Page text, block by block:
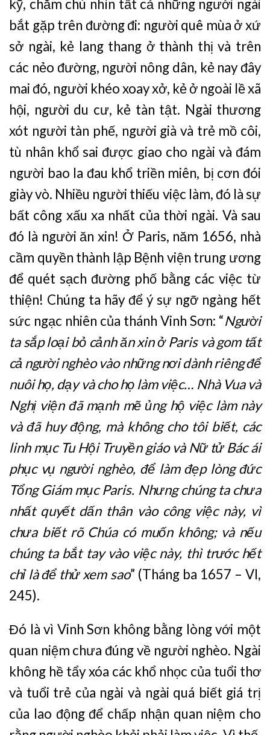
kỹ, chăm chú nhìn tất cả những người ngài
bắt gặp trên đường đi: người quê mùa ở xứ
sở ngài, kẻ lang thang ở thành thị và trên
các nẻo đường, người nông dân, kẻ nay đây
mai đó, người khéo xoay xở, kẻ ở ngoài lề xã
hội, người du cư, kẻ tàn tật. Ngài thương
xót người tàn phế, người già và trẻ mồ côi,
tù nhân khổ sai được giao cho ngài và đám
người bao la đau khổ triền miên, bị cơn đói
giày vò. Nhiều người thiếu việc làm, đó là sự
bất công xấu xa nhất của thời ngài. Và sau
đó là người ăn xin! Ở Paris, năm 1656, nhà
cầm quyền thành lập Bệnh viện trung ương
để quét sạch đường phố bằng các việc từ
thiện! Chúng ta hãy để ý sự ngỡ ngàng hết
sức ngạc nhiên của thánh Vinh Sơn: “Người
ta sắp loại bỏ cảnh ăn xin ở Paris và gom tất
cả người nghèo vào những nơi dành riêng để
nuôi họ, dạy và cho họ làm việc… Nhà Vua và
Nghị viện đã mạnh mẽ ủng hộ việc làm này
và đã huy động, mà không cho tôi biết, các
linh mục Tu Hội Truyền giáo và Nữ tử Bác ái
phục vụ người nghèo, để làm đẹp lòng đức
Tổng Giám mục Paris. Nhưng chúng ta chưa
nhất quyết dấn thân vào công việc này, vì
chưa biết rõ Chúa có muốn không; và nếu
chúng ta bắt tay vào việc này, thì trước hết
chỉ là để thử xem sao” (Tháng ba 1657 – VI,
245).
Đó là vì Vinh Sơn không bằng lòng với một
quan niệm chưa đúng về người nghèo. Ngài
không hề tẩy xóa các khổ nhọc của tuổi thơ
và tuổi trẻ của ngài và ngài quá biết giá trị
của lao động để chấp nhận quan niệm cho